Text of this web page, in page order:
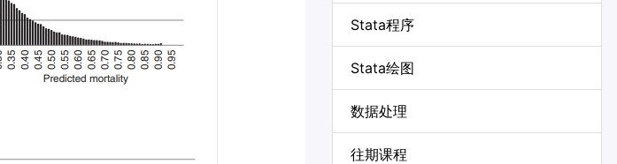
Stata程序
Stata绘图
数据处理
往期课程